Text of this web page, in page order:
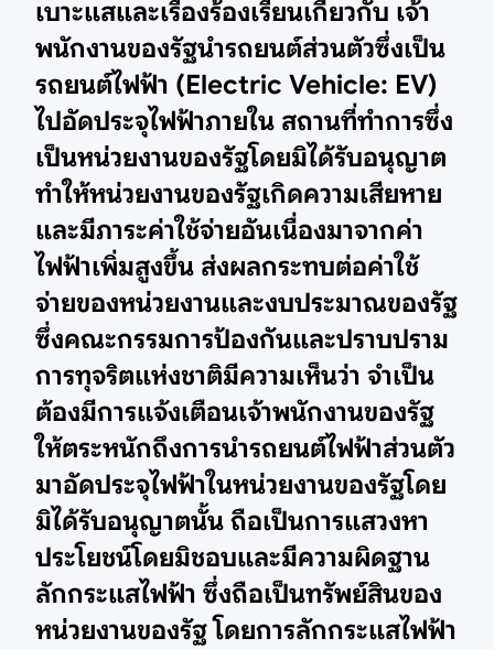
เบาะแสและเรื่องร้องเรียนเกี่ยวกับ เจ้า
พนักงานของรัฐนํารถยนต์ส่วนตัวซึ่งเป็น
รถยนต์ไฟฟ้า (Electric Vehicle: EV)
ไปอัดประจุไฟฟ้าภายใน สถานที่ทําการซึ่ง
เป็นหน่วยงานของรัฐโดยมิได้รับอนุญาต
ทําให้หน่วยงานของรัฐเกิดความเสียหาย
และมีภาระค่าใช้จ่ายอันเนื่องมาจากค่า
ไฟฟ้าเพิ่มสูงขึ้น ส่งผลกระทบต่อค่าใช้
จ่ายของหน่วยงานและงบประมาณของรัฐ
ซึ่งคณะกรรมการป้องกันและปราบปราม
การทุจริตแห่งชาติมีความเห็นว่า จําเป็น
ต้องมีการแจ้งเตือนเจ้าพนักงานของรัฐ
ให้ตระหนักถึงการนํารถยนต์ไฟฟ้าส่วนตัว
มาอัดประจุไฟฟ้าในหน่วยงานของรัฐโดย
มิได้รับอนุญาตนั้น ถือเป็นการแสวงหา
ประโยชน์โดยมิชอบและมีความผิดฐาน
ลักกระแสไฟฟ้า ซึ่งถือเป็นทรัพย์สินของ
หน่วยงานของรัฐ โดยการลักกระแสไฟฟ้า